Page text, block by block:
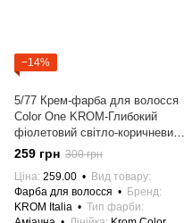
−14%
5/77 Крем-фарба для волосся
Color One KROM-Глибокий
фіолетовий світло-коричневий,
100 мл
259 грн 300 грн
Ціна 259.00
Вид товару
Фарба для волосся
Бренд
KROM Italia
Тип фарби